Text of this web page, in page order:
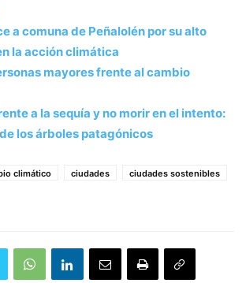
a comuna de Peñalolén por su alto
la acción climática
mayores frente al cambio
a la sequía y no morir en el intento:
los árboles patagónicos
climático ciudades
ciudades sostenibles